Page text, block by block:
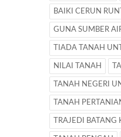
BAIKI CERUN
GUNA SUMBER
TIADA TANAH
NILAI TANAH
TANAH NEGERI
TANAH
TRAJEDI BATANG